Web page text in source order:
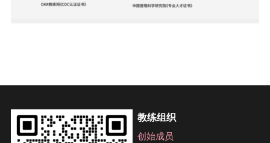
教练组织
创始成员